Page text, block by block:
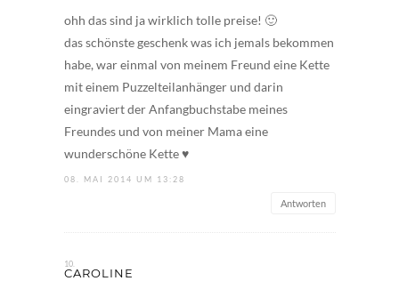
ohh das sind ja wirklich tolle preise! 🙂
das schönste geschenk was ich jemals bekommen
habe, war einmal von meinem Freund eine Kette
mit einem Puzzelteilanhänger und darin
eingraviert der Anfangbuchstabe meines
Freundes und von meiner Mama eine
wunderschöne Kette ♥
08. MAI 2014 UM 13:28
Antworten
CAROLINE